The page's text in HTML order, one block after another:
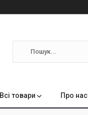
Всі товари Про нас